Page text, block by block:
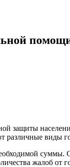
защиты
различные виды
жалоб